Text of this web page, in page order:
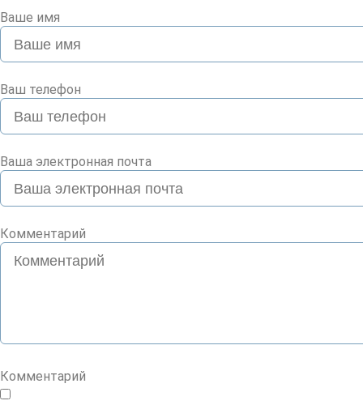
Ваше имя
Ваш телефон
Ваша электронная почта
Комментарий
Комментарий